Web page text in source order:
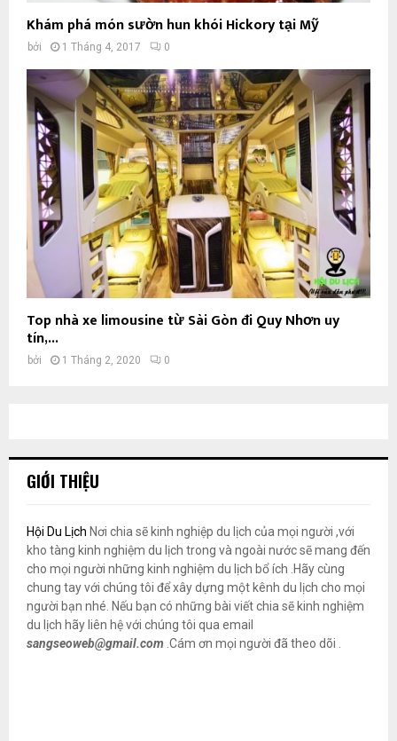
Khám phá món sườn hun khói Hickory tại Mỹ
bởi 1 Tháng 4, 2017 0
Top nhà xe limousine từ Sài Gòn đi Quy Nhơn uy
tín,...
bởi 1 Tháng 2, 2020 0
GIỚI THIỆU
Hội Du Lịch Nơi chia sẽ kinh nghiệp du lịch của mọi người ,với
kho tàng kinh nghiệm du lịch trong và ngoài nước sẽ mang đến
cho mọi người những kinh nghiệm du lịch bổ ích .Hãy cùng
chung tay với chúng tôi để xây dựng một kênh du lịch cho mọi
người bạn nhé. Nếu bạn có những bài viết chia sẽ kinh nghiệm
du lịch hãy liên hệ với chúng tôi qua email
sangseoweb@gmail.com .Cám ơn mọi người đã theo dõi .